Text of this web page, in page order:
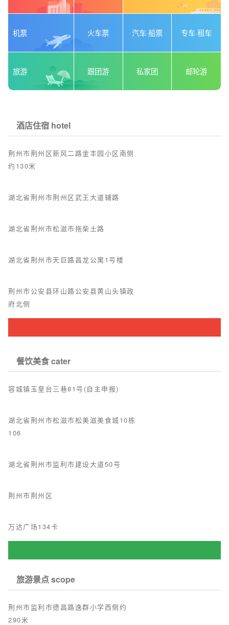
机票 火车票 汽车·船票 专车·租车
旅游 跟团游 私家团 邮轮游
酒店住宿 hotel
荆州市荆州区新风二路金丰园小区南侧
约130米
湖北省荆州市荆州区武王大道辅路
湖北省荆州市松滋市拖柴土路
湖北省荆州市天巨路昌龙公寓1号楼
荆州市公安县环山路公安县黄山头镇政
府北侧
餐饮美食 cater
容城镇玉皇台三巷81号(自主申报)
湖北省荆州市松滋市松美滋美食城10栋
106
湖北省荆州市监利市建设大道50号
荆州市荆州区
万达广场134卡
旅游景点 scope
荆州市监利市德昌路逸群小学西侧约
290米